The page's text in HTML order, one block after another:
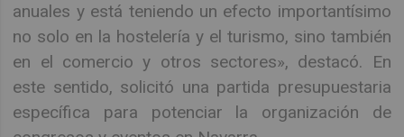
anuales y está teniendo un efecto importantísimo
no solo en la hostelería y el turismo, sino también
en el comercio y otros sectores», destacó. En
este sentido, solicitó una partida presupuestaria
específica para potenciar la organización de